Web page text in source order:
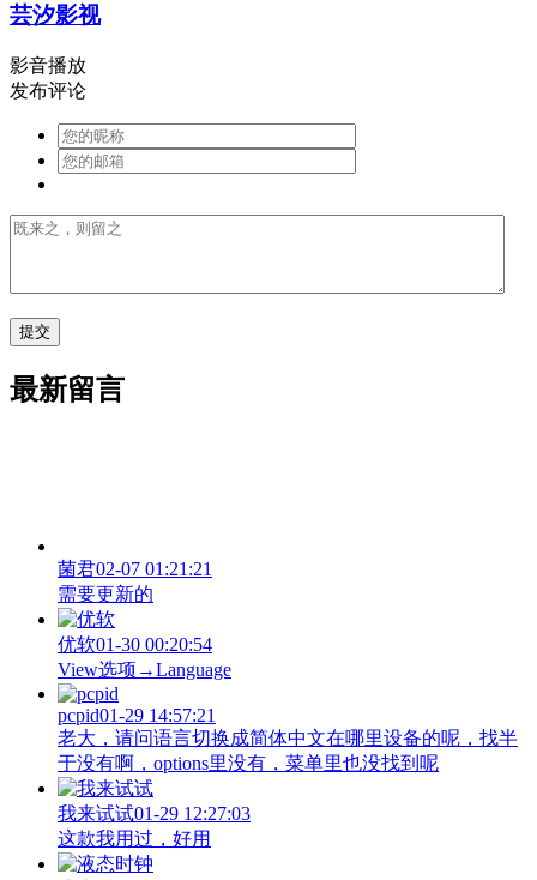
芸汐影视
影音播放
发布评论
最新留言
菌君02-07 01:21:21
需要更新的
优软01-30 00:20:54
View‌选项→Language
pcpid01-29 14:57:21
老大，请问语言切换成简体中文在哪里设备的呢，找半
于没有啊，options里没有，菜单里也没找到呢
我来试试01-29 12:27:03
这款我用过，好用